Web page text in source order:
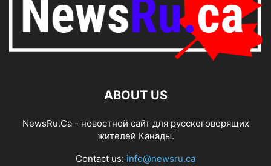
ABOUT US
NewsRu.Ca - новостной сайт для русскоговорящих
жителей Канады.
Contact us: info@newsru.ca